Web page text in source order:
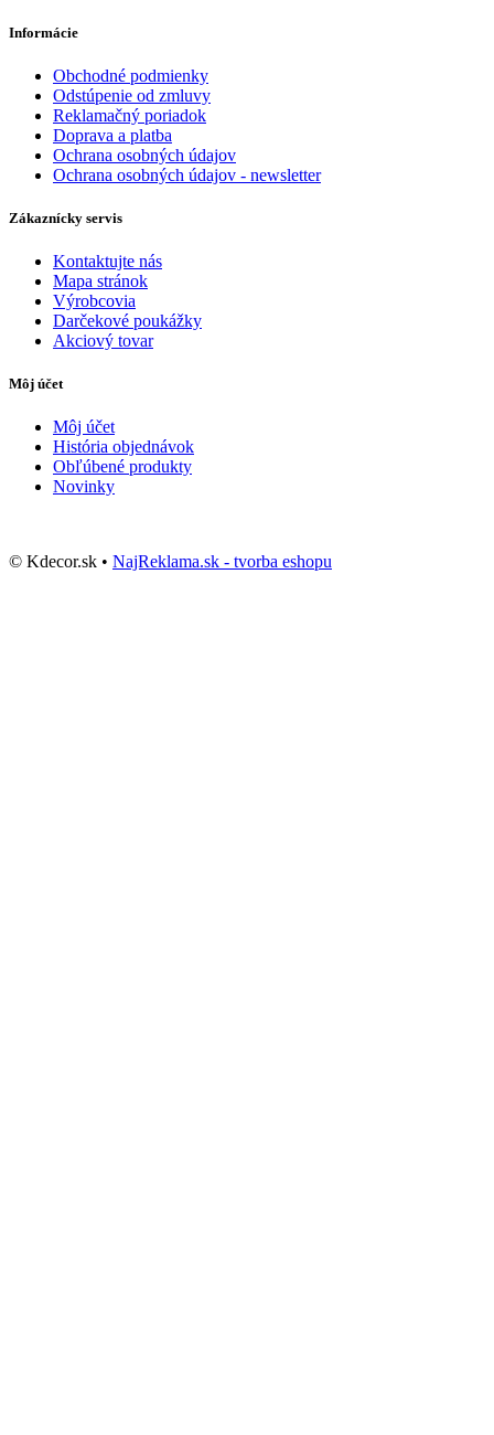
Informácie
Obchodné podmienky
Odstúpenie od zmluvy
Reklamačný poriadok
Doprava a platba
Ochrana osobných údajov
Ochrana osobných údajov - newsletter
Zákaznícky servis
Kontaktujte nás
Mapa stránok
Výrobcovia
Darčekové poukážky
Akciový tovar
Môj účet
Môj účet
História objednávok
Obľúbené produkty
Novinky
© Kdecor.sk • NajReklama.sk - tvorba eshopu